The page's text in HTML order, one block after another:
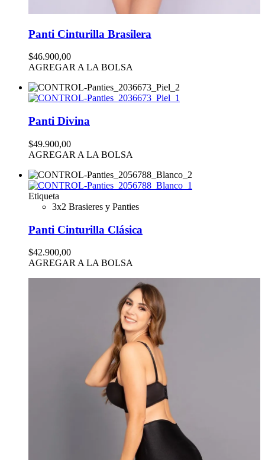
Panti Cinturilla Brasilera
$46.900,00
AGREGAR A LA BOLSA
Panti Divina
$49.900,00
AGREGAR A LA BOLSA
Etiqueta
3x2 Brasieres y Panties
Panti Cinturilla Clásica
$42.900,00
AGREGAR A LA BOLSA